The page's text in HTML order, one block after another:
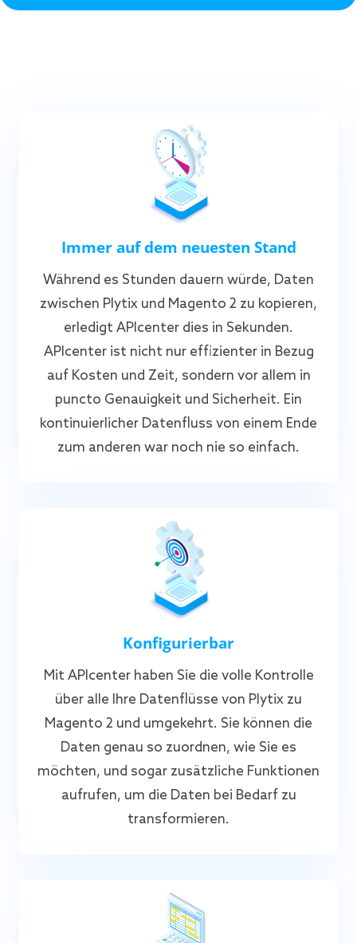
Immer auf dem neuesten Stand
Während es Stunden dauern würde, Daten
zwischen Plytix und Magento 2 zu kopieren,
erledigt APIcenter dies in Sekunden.
APIcenter ist nicht nur effizienter in Bezug
auf Kosten und Zeit, sondern vor allem in
puncto Genauigkeit und Sicherheit. Ein
kontinuierlicher Datenfluss von einem Ende
zum anderen war noch nie so einfach.
Konfigurierbar
Mit APIcenter haben Sie die volle Kontrolle
über alle Ihre Datenflüsse von Plytix zu
Magento 2 und umgekehrt. Sie können die
Daten genau so zuordnen, wie Sie es
möchten, und sogar zusätzliche Funktionen
aufrufen, um die Daten bei Bedarf zu
transformieren.